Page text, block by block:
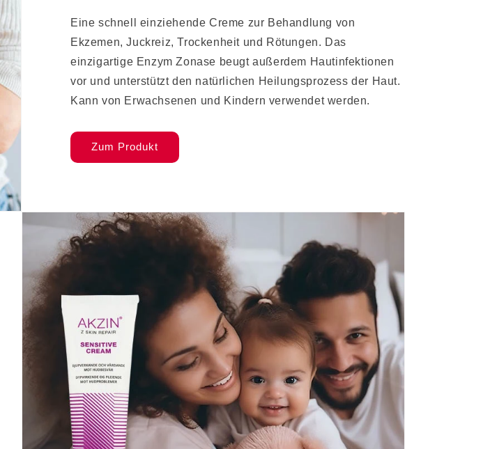
Eine schnell einziehende Creme zur Behandlung von
Ekzemen, Juckreiz, Trockenheit und Rötungen. Das
einzigartige Enzym Zonase beugt außerdem Hautinfektionen
vor und unterstützt den natürlichen Heilungsprozess der Haut.
Kann von Erwachsenen und Kindern verwendet werden.
Zum Produkt